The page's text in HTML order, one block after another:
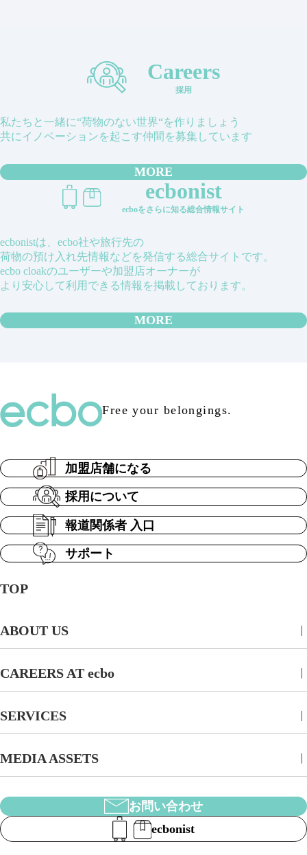
Careers
採用
私たちと一緒に“荷物のない世界“を作りましょう
共にイノベーションを起こす仲間を募集しています
MORE
ecbonist
ecboをさらに知る総合情報サイト
ecbonistは、ecbo社や旅行先の
荷物の預け入れ先情報などを発信する総合サイトです。
ecbo cloakのユーザーや加盟店オーナーが
より安心して利用できる情報を掲載しております。
MORE
Free your belongings.
TOP
ABOUT US
CAREERS AT ecbo
SERVICES
MEDIA ASSETS
加盟店舗になる
採用について
報道関係者 入口
サポート
お問い合わせ
ecbonist